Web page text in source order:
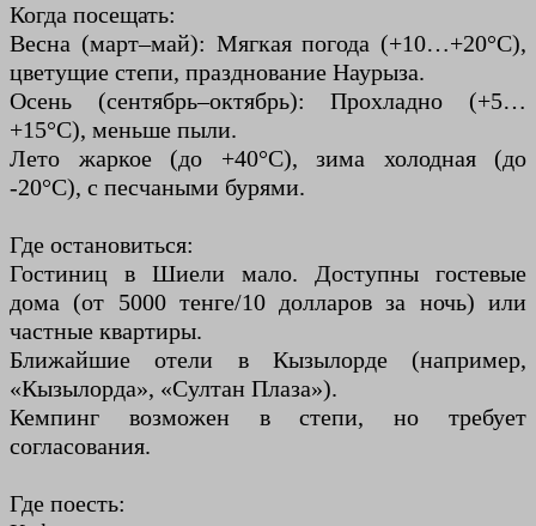
Когда посещать:
Весна (март–май): Мягкая погода (+10…+20°C),
цветущие степи, празднование Наурыза.
Осень (сентябрь–октябрь): Прохладно (+5…
+15°C), меньше пыли.
Лето жаркое (до +40°C), зима холодная (до
-20°C), с песчаными бурями.
Где остановиться:
Гостиниц в Шиели мало. Доступны гостевые
дома (от 5000 тенге/10 долларов за ночь) или
частные квартиры.
Ближайшие отели в Кызылорде (например,
«Кызылорда», «Султан Плаза»).
Кемпинг возможен в степи, но требует
согласования.
Где поесть: